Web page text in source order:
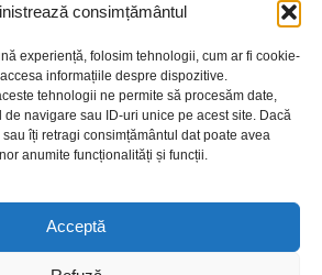
consimțământul
experiență, folosim tehnologii, cum ar fi cookie-
informațiile despre dispozitive.
tehnologii ne permite să procesăm date,
de navigare sau ID-uri unice pe acest site. Dacă
îți retragi consimțământul dat poate avea
anumite funcționalități și funcții.
Acceptă
uri (UE)